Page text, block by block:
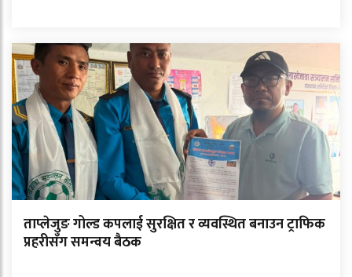
ताप्लेजुङ गोल्ड कपलाई सुरक्षित र व्यवस्थित बनाउन ट्राफिक
प्रहरीसँग समन्वय बैठक